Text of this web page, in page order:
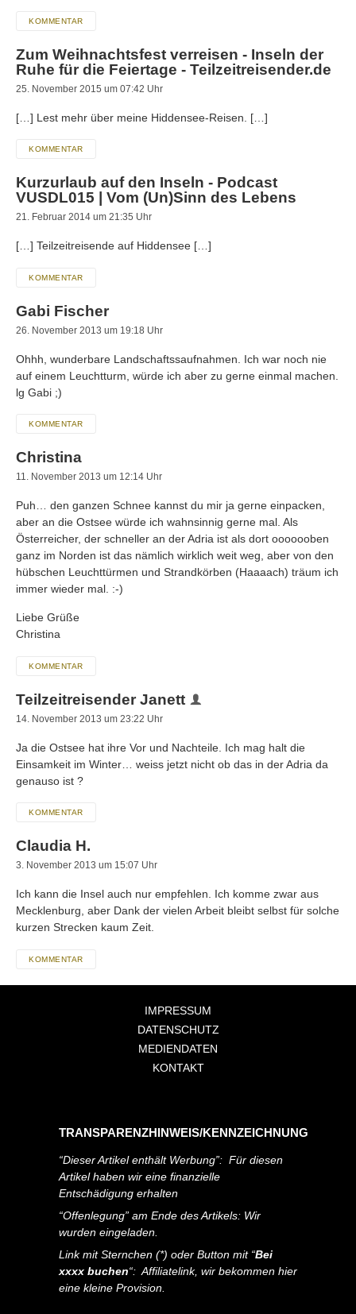
KOMMENTAR
Zum Weihnachtsfest verreisen - Inseln der
Ruhe für die Feiertage - Teilzeitreisender.de
25. November 2015 um 07:42 Uhr
[…] Lest mehr über meine Hiddensee-Reisen. […]
KOMMENTAR
Kurzurlaub auf den Inseln - Podcast
VUSDL015 | Vom (Un)Sinn des Lebens
21. Februar 2014 um 21:35 Uhr
[…] Teilzeitreisende auf Hiddensee […]
KOMMENTAR
Gabi Fischer
26. November 2013 um 19:18 Uhr
Ohhh, wunderbare Landschaftssaufnahmen. Ich war noch nie
auf einem Leuchtturm, würde ich aber zu gerne einmal machen.
lg Gabi ;)
KOMMENTAR
Christina
11. November 2013 um 12:14 Uhr
Puh… den ganzen Schnee kannst du mir ja gerne einpacken,
aber an die Ostsee würde ich wahnsinnig gerne mal. Als
Österreicher, der schneller an der Adria ist als dort ooooooben
ganz im Norden ist das nämlich wirklich weit weg, aber von den
hübschen Leuchttürmen und Strandkörben (Haaaach) träum ich
immer wieder mal. :-)
Liebe Grüße
Christina
KOMMENTAR
Teilzeitreisender Janett
14. November 2013 um 23:22 Uhr
Ja die Ostsee hat ihre Vor und Nachteile. Ich mag halt die
Einsamkeit im Winter… weiss jetzt nicht ob das in der Adria da
genauso ist ?
KOMMENTAR
Claudia H.
3. November 2013 um 15:07 Uhr
Ich kann die Insel auch nur empfehlen. Ich komme zwar aus
Mecklenburg, aber Dank der vielen Arbeit bleibt selbst für solche
kurzen Strecken kaum Zeit.
KOMMENTAR
IMPRESSUM
DATENSCHUTZ
MEDIENDATEN
KONTAKT
TRANSPARENZHINWEIS/KENNZEICHNUNG
“Dieser Artikel enthält Werbung”: Für diesen
Artikel haben wir eine finanzielle
Entschädigung erhalten
“Offenlegung” am Ende des Artikels: Wir
wurden eingeladen.
Link mit Sternchen (*) oder Button mit “Bei
xxxx buchen“: Affiliatelink, wir bekommen hier
eine kleine Provision.